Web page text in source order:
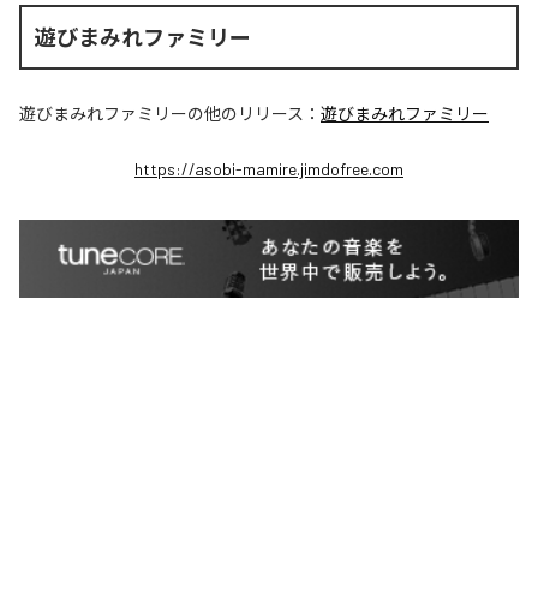
遊びまみれファミリー
遊びまみれファミリーの他のリリース： 遊びまみれファミリー
https://asobi-mamire.jimdofree.com